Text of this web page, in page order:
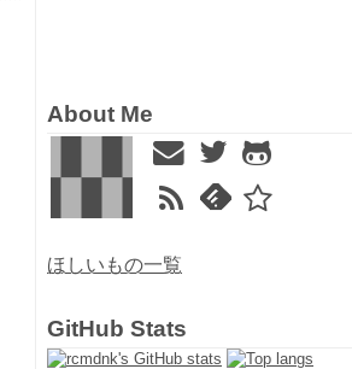
About Me
ほしいもの一覧
GitHub Stats